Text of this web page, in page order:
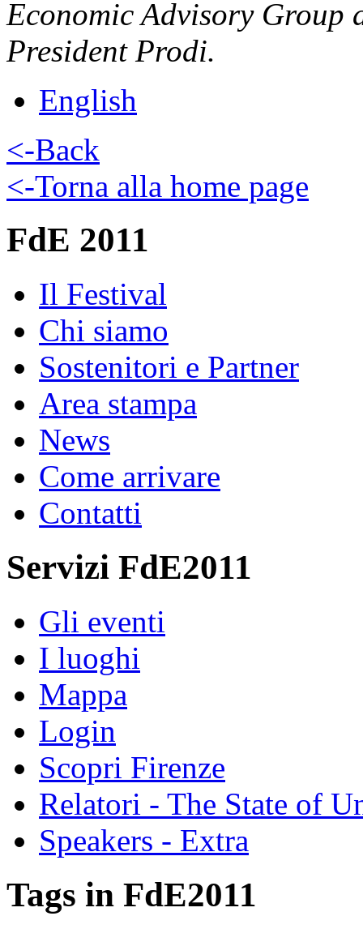
Economic Advisory Group
President Prodi.
English
<-Back
<-Torna alla home page
FdE 2011
Il Festival
Chi siamo
Sostenitori e Partner
Area stampa
News
Come arrivare
Contatti
Servizi FdE2011
Gli eventi
I luoghi
Mappa
Login
Scopri Firenze
Relatori - The State of
Speakers - Extra
Tags in FdE2011